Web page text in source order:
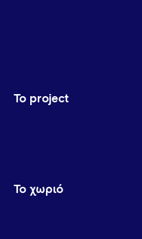
Το project
Το χωριό